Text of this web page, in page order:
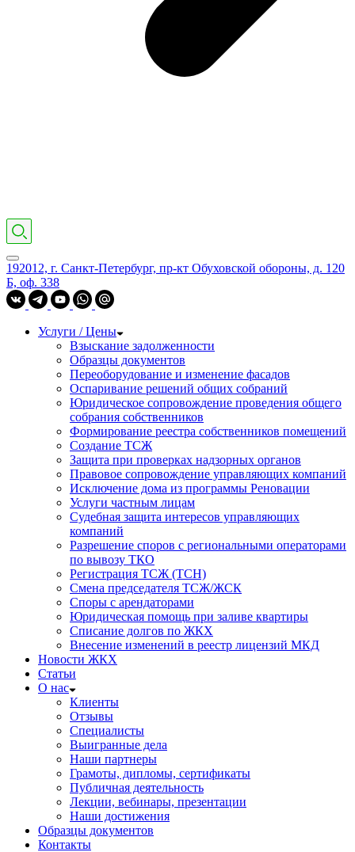
192012, г. Санкт-Петербург, пр-кт Обуховской обороны, д. 120
Б, оф. 338
Услуги / Цены
Взыскание задолженности
Образцы документов
Переоборудование и изменение фасадов
Оспаривание решений общих собраний
Юридическое сопровождение проведения общего
собрания собственников
Формирование реестра собственников помещений
Создание ТСЖ
Защита при проверках надзорных органов
Правовое сопровождение управляющих компаний
Исключение дома из программы Реновации
Услуги частным лицам
Судебная защита интересов управляющих
компаний
Разрешение споров с региональными операторами
по вывозу ТКО
Регистрация ТСЖ (ТСН)
Смена председателя ТСЖ/ЖСК
Споры с арендаторами
Юридическая помощь при заливе квартиры
Списание долгов по ЖКХ
Внесение изменений в реестр лицензий МКД
Новости ЖКХ
Статьи
О нас
Клиенты
Отзывы
Специалисты
Выигранные дела
Наши партнеры
Грамоты, дипломы, сертификаты
Публичная деятельность
Лекции, вебинары, презентации
Наши достижения
Образцы документов
Контакты